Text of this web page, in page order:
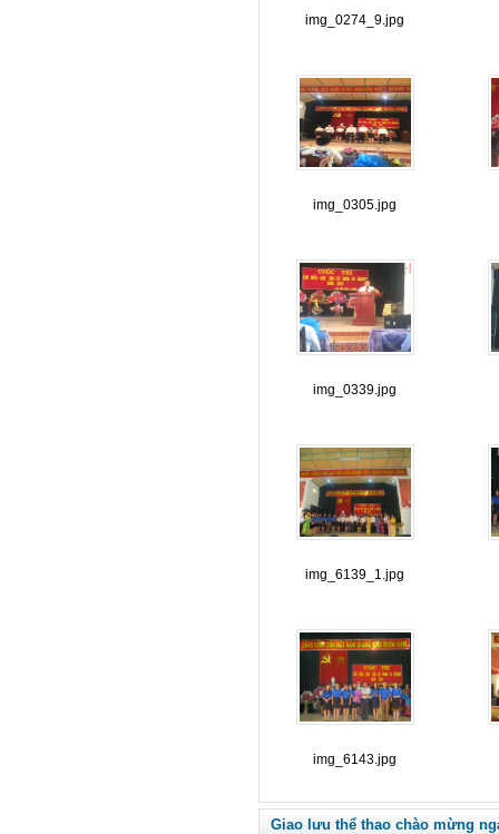
img_0274_9.jpg
img_0305.jpg
img_0339.jpg
img_6139_1.jpg
img_6143.jpg
Giao lưu thể thao chào mừng